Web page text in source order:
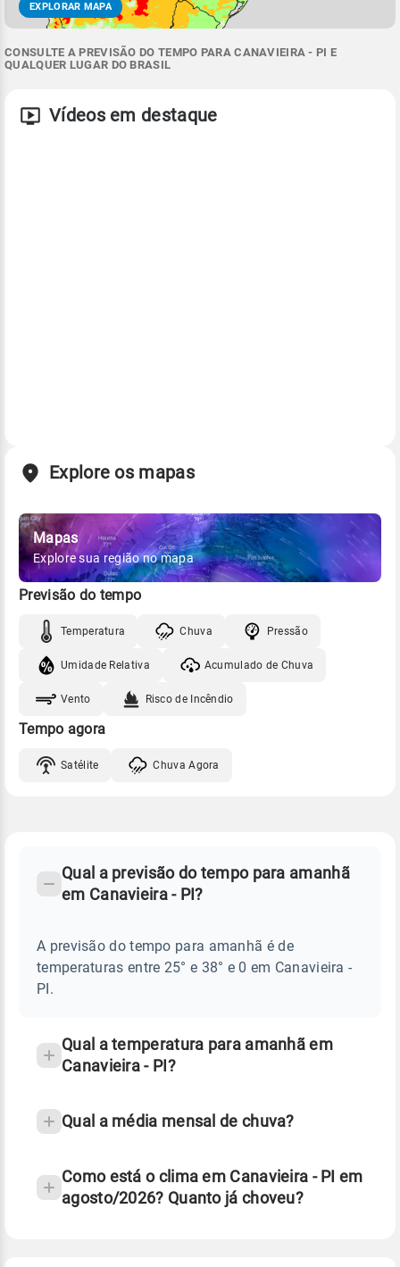
EXPLORAR MAPA
CONSULTE A PREVISÃO DO TEMPO PARA CANAVIEIRA - PI E
QUALQUER LUGAR DO BRASIL
Vídeos em destaque
Explore os mapas
Mapas
Explore sua região no mapa
Previsão do tempo
Temperatura Chuva Pressão
Umidade Relativa Acumulado de Chuva
Vento Risco de Incêndio
Tempo agora
Satélite Chuva Agora
CANAVIEIRA
Perguntas
sobre
chuva
Qual a previsão do tempo para amanhã
em Canavieira - PI?
A previsão do tempo para amanhã é de
temperaturas entre 25° e 38° e 0 em Canavieira -
PI.
Qual a temperatura para amanhã em
Canavieira - PI?
Qual a média mensal de chuva?
Como está o clima em Canavieira - PI em
agosto/2026? Quanto já choveu?